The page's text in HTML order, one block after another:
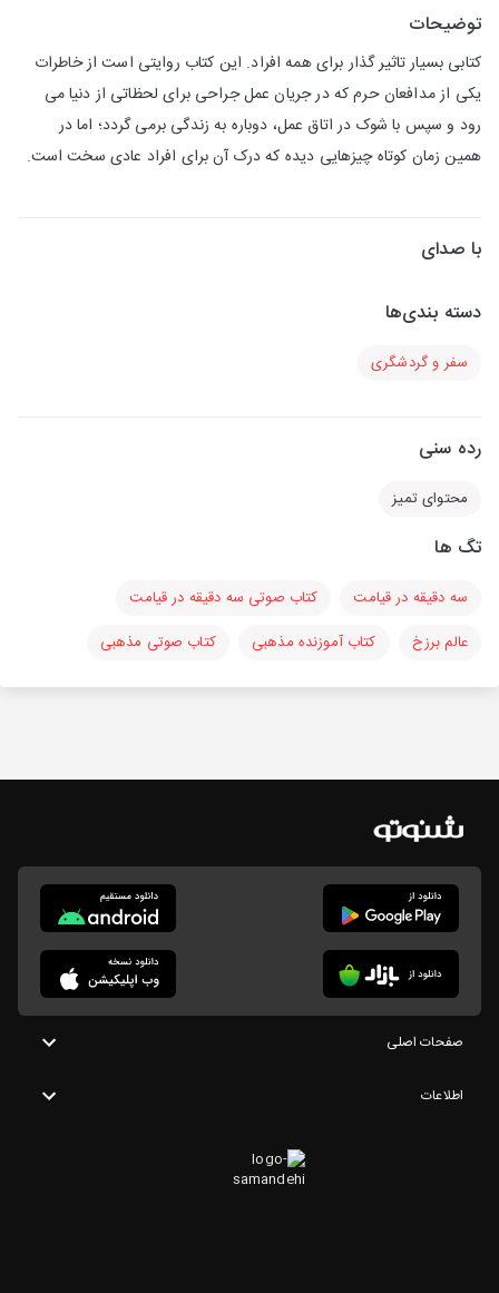
توضیحات
کتابی بسیار تاثیر گذار برای همه افراد. این کتاب روایتی است از خاطرات
یکی از مدافعان حرم که در جریان عمل جراحی برای لحظاتی از دنیا می
رود و سپس با شوک در اتاق عمل، دوباره به زندگی برمی گردد؛ اما در
همین زمان کوتاه چیزهایی دیده که درک آن برای افراد عادی سخت است.
با صدای
دسته بندی‌ها
سفر و گردشگری
رده سنی
محتوای تمیز
تگ ها
سه دقیقه در قیامت
کتاب صوتی سه دقیقه در قیامت
عالم برزخ
کتاب آموزنده مذهبی کتاب صوتی مذهبی
صفحات اصلی
اطلاعات